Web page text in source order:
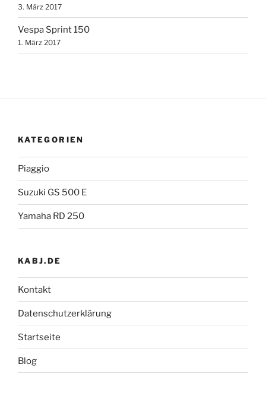
3. März 2017
Vespa Sprint 150
1. März 2017
KATEGORIEN
Piaggio
Suzuki GS 500 E
Yamaha RD 250
KABJ.DE
Kontakt
Datenschutzerklärung
Startseite
Blog